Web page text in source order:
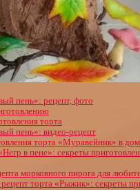
пень»: рецепт, фото
торта
пень»: видео-рецепт
торта «Муравейник» в
в пене»: секреты
морковного пирога для
торта «Рыжик»: секреты